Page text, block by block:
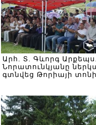
Արհ. Տ. Գևորգ Արքեպս.
Նորատունկյանը
գտնվեց Թորիայի